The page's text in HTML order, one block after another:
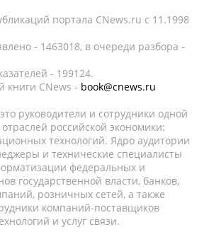
портала CNews.ru c 11.1998
- 1463018, в очереди разбора -
- 199124.
книги CNews - book@cnews.ru
руководители и сотрудники одной
российской экономики:
технологий. Ядро аудитории
и технические специалисты
федеральных и
государственной власти, банков,
розничных сетей, а также
компаний-поставщиков
и услуг связи.